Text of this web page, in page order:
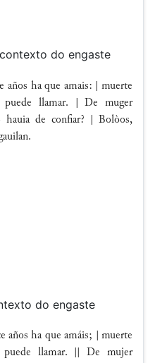
do engaste
años ha que amais: | muerte
puede llamar. | De muger
de confiar? | Bolòos,
do engaste
años ha que amáis; | muerte
llamar. || De mujer